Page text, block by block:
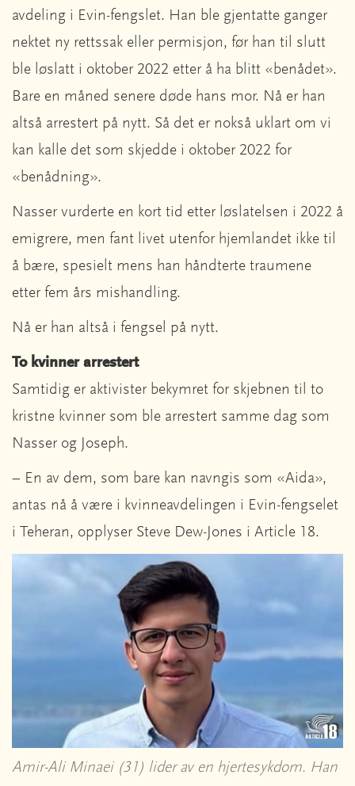
avdeling i Evin-fengslet. Han ble gjentatte ganger
nektet ny rettssak eller permisjon, før han til slutt
ble løslatt i oktober 2022 etter å ha blitt «benådet».
Bare en måned senere døde hans mor. Nå er han
altså arrestert på nytt. Så det er nokså uklart om vi
kan kalle det som skjedde i oktober 2022 for
«benådning».
Nasser vurderte en kort tid etter løslatelsen i 2022 å
emigrere, men fant livet utenfor hjemlandet ikke til
å bære, spesielt mens han håndterte traumene
etter fem års mishandling.
Nå er han altså i fengsel på nytt.
To kvinner arrestert
Samtidig er aktivister bekymret for skjebnen til to
kristne kvinner som ble arrestert samme dag som
Nasser og Joseph.
– En av dem, som bare kan navngis som «Aida»,
antas nå å være i kvinneavdelingen i Evin-fengselet
i Teheran, opplyser Steve Dew-Jones i Article 18.
Amir-Ali Minaei (31) lider av en hjertesykdom. Han